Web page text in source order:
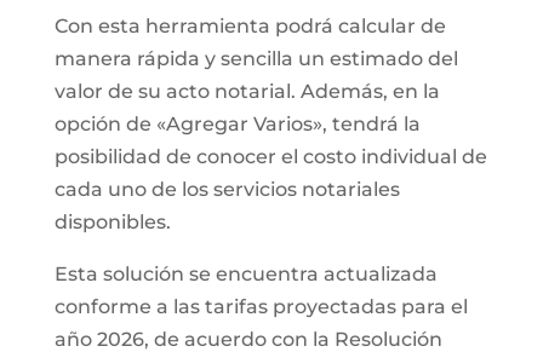
Con esta herramienta podrá calcular de
manera rápida y sencilla un estimado del
valor de su acto notarial. Además, en la
opción de «Agregar Varios», tendrá la
posibilidad de conocer el costo individual de
cada uno de los servicios notariales
disponibles.
Esta solución se encuentra actualizada
conforme a las tarifas proyectadas para el
año 2026, de acuerdo con la Resolución